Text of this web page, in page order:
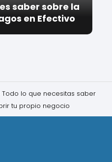
saber sobre la
en Efectivo
Todo lo que necesitas saber
tu propio negocio